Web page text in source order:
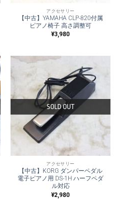
アクセサリー
【中古】YAMAHA CLP-820付属
ピアノ椅子 高さ調整可
¥3,980
SOLD OUT
アクセサリー
【中古】KORG ダンパーペダル
電子ピアノ用 DS-1H ハーフペダ
ル対応
¥2,980